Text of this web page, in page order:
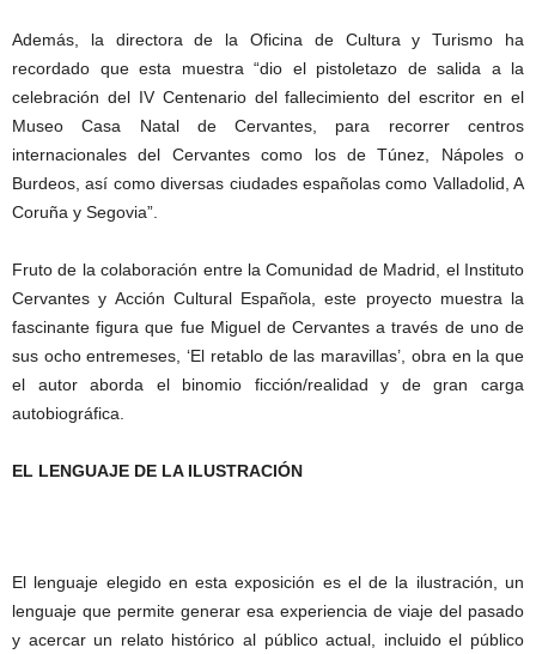
Además, la directora de la Oficina de Cultura y Turismo ha
recordado que esta muestra “dio el pistoletazo de salida a la
celebración del IV Centenario del fallecimiento del escritor en el
Museo Casa Natal de Cervantes, para recorrer centros
internacionales del Cervantes como los de Túnez, Nápoles o
Burdeos, así como diversas ciudades españolas como Valladolid, A
Coruña y Segovia”.
Fruto de la colaboración entre la Comunidad de Madrid, el Instituto
Cervantes y Acción Cultural Española, este proyecto muestra la
fascinante figura que fue Miguel de Cervantes a través de uno de
sus ocho entremeses, ‘El retablo de las maravillas’, obra en la que
el autor aborda el binomio ficción/realidad y de gran carga
autobiográfica.
EL LENGUAJE DE LA ILUSTRACIÓN
El lenguaje elegido en esta exposición es el de la ilustración, un
lenguaje que permite generar esa experiencia de viaje del pasado
y acercar un relato histórico al público actual, incluido el público